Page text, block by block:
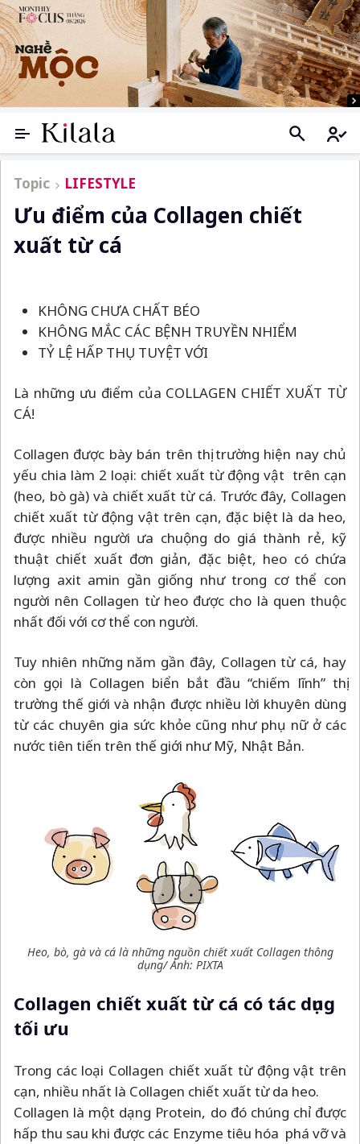
Topic LIFESTYLE
Ưu điểm của Collagen chiết
xuất từ cá
KHÔNG CHƯA CHẤT BÉO
KHÔNG MẮC CÁC BỆNH TRUYỀN NHIỂM
TỶ LỆ HẤP THỤ TUYỆT VỚI
Là những ưu điểm của COLLAGEN CHIẾT XUẤT TỪ
CÁ!
Collagen được bày bán trên thị trường hiện nay chủ
yếu chia làm 2 loại: chiết xuất từ động vật trên cạn
(heo, bò gà) và chiết xuất từ cá. Trước đây, Collagen
chiết xuất từ động vật trên cạn, đặc biệt là da heo,
được nhiều người ưa chuộng do giá thành rẻ, kỹ
thuật chiết xuất đơn giản, đặc biệt, heo có chứa
lượng axit amin gần giống như trong cơ thể con
người nên Collagen từ heo được cho là quen thuộc
nhất đối với cơ thể con người.
Tuy nhiên những năm gần đây, Collagen từ cá, hay
còn gọi là Collagen biển bắt đầu “chiếm lĩnh” thị
trường thế giới và nhận được nhiều lời khuyên dùng
từ các chuyên gia sức khỏe cũng như phụ nữ ở các
nước tiên tiến trên thế giới như Mỹ, Nhật Bản.
Heo, bò, gà và cá là những nguồn chiết xuất Collagen thông
dụng/ Ảnh: PIXTA
Collagen chiết xuất từ cá có tác dụng
tối ưu
Trong các loại Collagen chiết xuất từ động vật trên
cạn, nhiều nhất là Collagen chiết xuất từ da heo.
Collagen là một dạng Protein, do đó chúng chỉ được
hấp thu sau khi được các Enzyme tiêu hóa phá vỡ và